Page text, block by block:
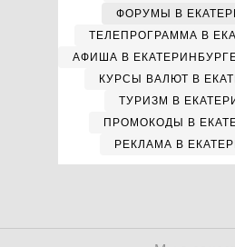
ФОРУМЫ В
ТЕЛЕПРОГРАММА В
АФИША В
КУРСЫ ВАЛЮТ В
ТУРИЗМ В
ПРОМОКОДЫ В
РЕКЛАМА В